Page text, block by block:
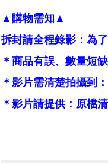
▲購物需知▲
拆封請全程錄影：為
＊商品有誤、數量短
＊影片需清楚拍攝到
＊影片請提供：原檔